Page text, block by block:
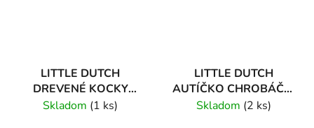
LITTLE DUTCH
DREVENÉ KOCKY
PURE NATURE
Skladom (1 ks)
LITTLE DUTCH
AUTÍČKO CHROBÁČIK
PINK
Skladom (2 ks)